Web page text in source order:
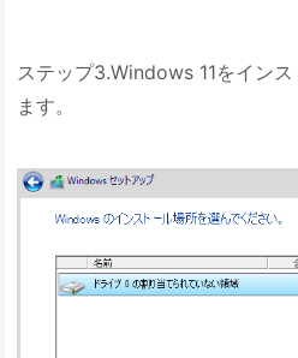
ステップ3.Windows 11をイン
ます。